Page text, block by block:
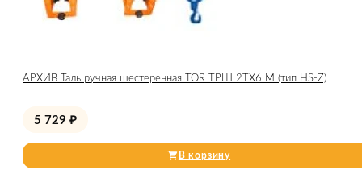
АРХИВ Таль ручная шестеренная TOR ТРШ 2ТХ6 М (тип HS-Z)
5 729 ₽
В корзину